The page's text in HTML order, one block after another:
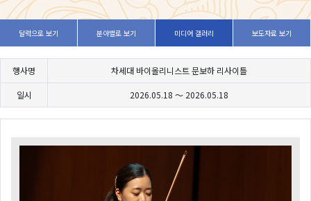
달력으로 보기 분야별로 보기 미디어 갤러리 보도자료 보기
행사명 차세대 바이올리니스트 문보하 리사이틀
일시 2026.05.18 ～ 2026.05.18